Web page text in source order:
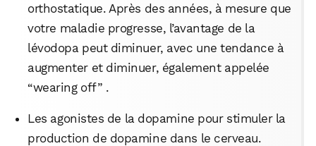
orthostatique. Après des années, à mesure que
votre maladie progresse, l’avantage de la
lévodopa peut diminuer, avec une tendance à
augmenter et diminuer, également appelée
“wearing off” .
Les agonistes de la dopamine pour stimuler la
production de dopamine dans le cerveau.